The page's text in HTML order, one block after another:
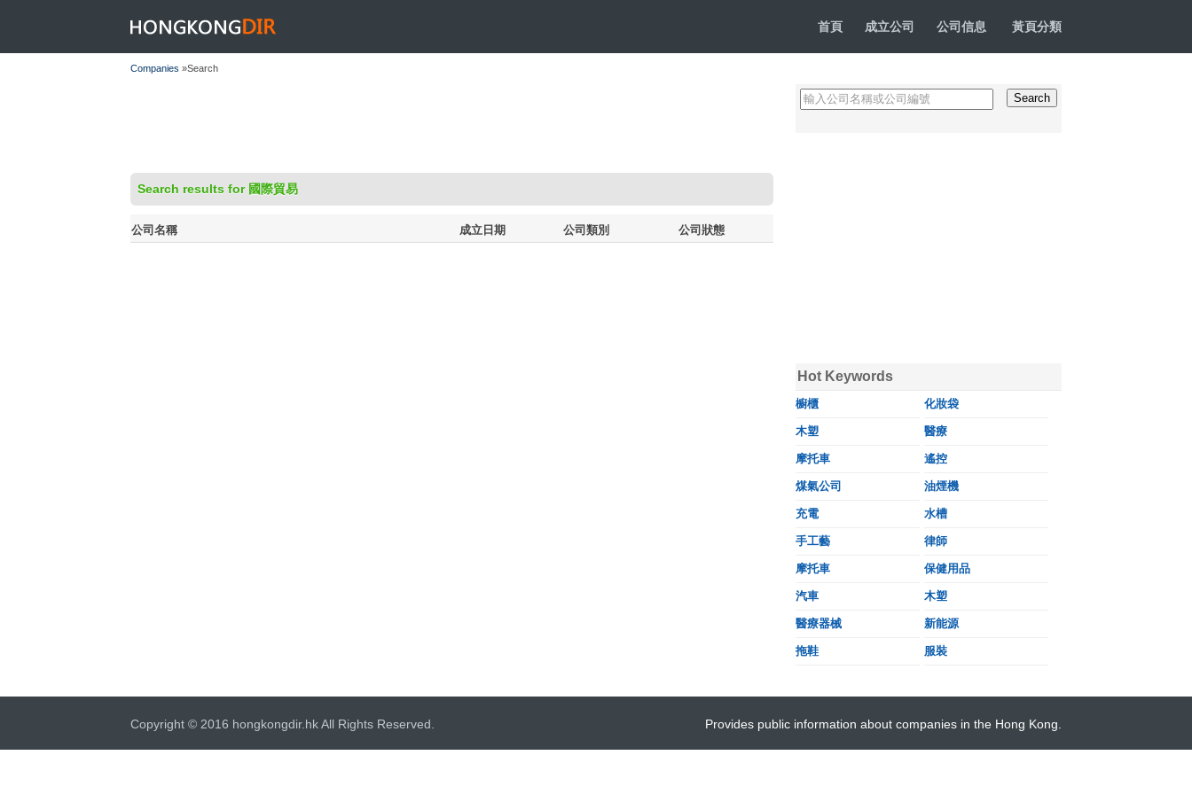
HONGKONGDIR 首頁 成立公司 公司信息 黃頁分類
Companies »Search
Search results for 國際貿易
公司名稱 成立日期 公司類別 公司狀態
Hot Keywords
櫥櫃 化妝袋
木塑 醫療
摩托車 遙控
煤氣公司 油煙機
充電 水槽
手工藝 律師
摩托車 保健用品
汽車 木塑
醫療器械 新能源
拖鞋 服裝
Copyright © 2016 hongkongdir.hk All Rights Reserved. Provides public information about companies in the Hong Kong.